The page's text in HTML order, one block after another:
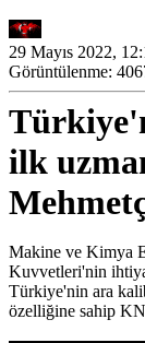
29 Mayıs 2022,
Görüntülenme:
ilk
Makine ve Kimya
Kuvvetleri'nin
Türkiye'nin ara
özelliğine sahip